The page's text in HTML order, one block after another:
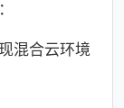
混合云环境